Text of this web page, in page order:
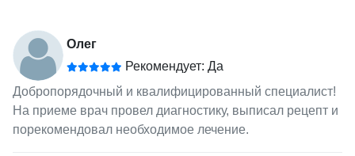
Олег
Рекомендует: Да
Добропорядочный и квалифицированный специалист!
На приеме врач провел диагностику, выписал рецепт и
порекомендовал необходимое лечение.